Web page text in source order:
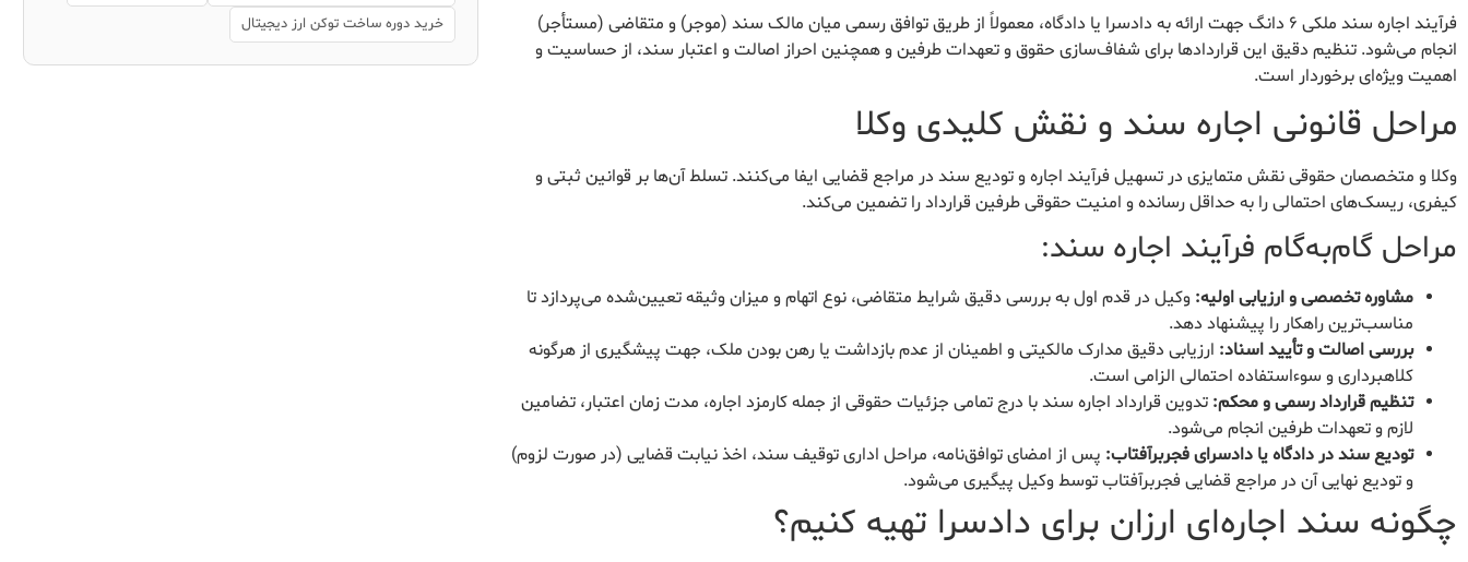
فرآیند اجاره سند ملکی ۶ دانگ جهت ارائه به دادسرا یا دادگاه، معمولاً از طریق توافق رسمی میان مالک سند (موجر) و متقاضی (مستأجر)
انجام می‌شود. تنظیم دقیق این قراردادها برای شفاف‌سازی حقوق و تعهدات طرفین و همچنین احراز اصالت و اعتبار سند، از حساسیت و
اهمیت ویژه‌ای برخوردار است.
مراحل قانونی اجاره سند و نقش کلیدی وکلا
وکلا و متخصصان حقوقی نقش متمایزی در تسهیل فرآیند اجاره و تودیع سند در مراجع قضایی ایفا می‌کنند. تسلط آن‌ها بر قوانین ثبتی و
کیفری، ریسک‌های احتمالی را به حداقل رسانده و امنیت حقوقی طرفین قرارداد را تضمین می‌کند.
مراحل گام‌به‌گام فرآیند اجاره سند:
مشاوره تخصصی و ارزیابی اولیه: وکیل در قدم اول به بررسی دقیق شرایط متقاضی، نوع اتهام و میزان وثیقه تعیین‌شده می‌پردازد تا
مناسب‌ترین راهکار را پیشنهاد دهد.
بررسی اصالت و تأیید اسناد: ارزیابی دقیق مدارک مالکیتی و اطمینان از عدم بازداشت یا رهن بودن ملک، جهت پیشگیری از هرگونه
کلاهبرداری و سوءاستفاده احتمالی الزامی است.
تنظیم قرارداد رسمی و محکم: تدوین قرارداد اجاره سند با درج تمامی جزئیات حقوقی از جمله کارمزد اجاره، مدت زمان اعتبار، تضامین
لازم و تعهدات طرفین انجام می‌شود.
تودیع سند در دادگاه یا دادسرای فجربرآفتاب: پس از امضای توافق‌نامه، مراحل اداری توقیف سند، اخذ نیابت قضایی (در صورت لزوم)
و تودیع نهایی آن در مراجع قضایی فجربرآفتاب توسط وکیل پیگیری می‌شود.
چگونه سند اجاره‌ای ارزان برای دادسرا تهیه کنیم؟
خرید دوره ساخت توکن ارز دیجیتال